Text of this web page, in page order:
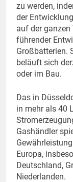
zu werden,
der
auf der
führender
Großbatterien.
beläuft sich
oder im Bau.
Das in
in mehr als 40
Gashändler
Europa,
Deutschland,
Niederlanden.